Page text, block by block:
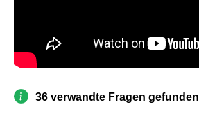
36 verwandte Fragen gefunden